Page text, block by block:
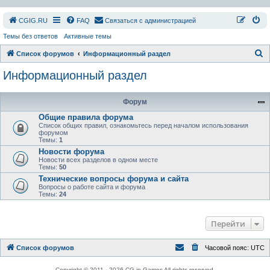
СGIG.RU FAQ Связаться с администрацией
Темы без ответов Активные темы
Список форумов Информационный раздел
к
Информационный раздел
Форум
Общие правила форума
Список общих правил, ознакомьтесь перед началом использования
форумом
Темы: 1
Новости форума
Новости всех разделов в одном месте
Темы: 50
Технические вопросы форума и сайта
Вопросы о работе сайта и форума
Темы: 24
Перейти
Список форумов Часовой пояс: UTC